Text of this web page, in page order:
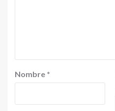
Nombre *